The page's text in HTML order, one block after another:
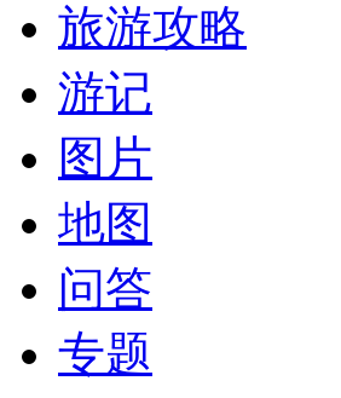
旅游攻略
游记
图片
地图
问答
专题